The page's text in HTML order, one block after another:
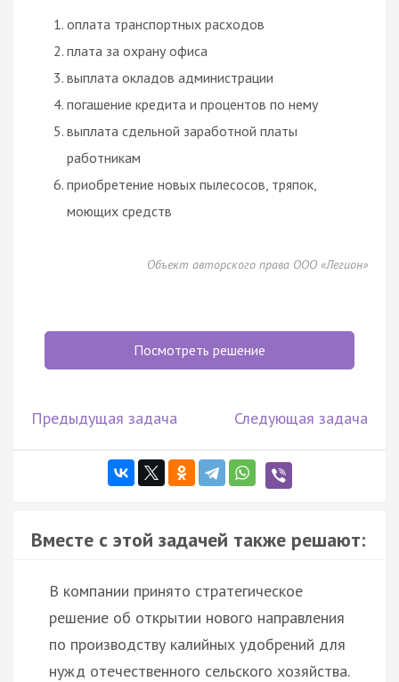
оплата транспортных расходов
плата за охрану офиса
выплата окладов администрации
погашение кредита и процентов по нему
выплата сдельной заработной платы
работникам
приобретение новых пылесосов, тряпок,
моющих средств
Объект авторского права ООО «Легион»
Посмотреть решение
Предыдущая задача Следующая задача
Вместе с этой задачей также решают:
В компании принято стратегическое
решение об открытии нового направления
по производству калийных удобрений для
нужд отечественного сельского хозяйства.